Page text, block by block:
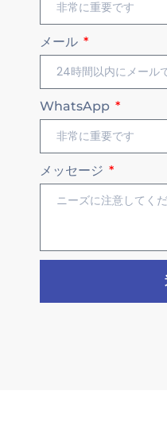
メール
WhatsApp
メッセージ